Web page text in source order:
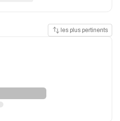
les plus pertinents